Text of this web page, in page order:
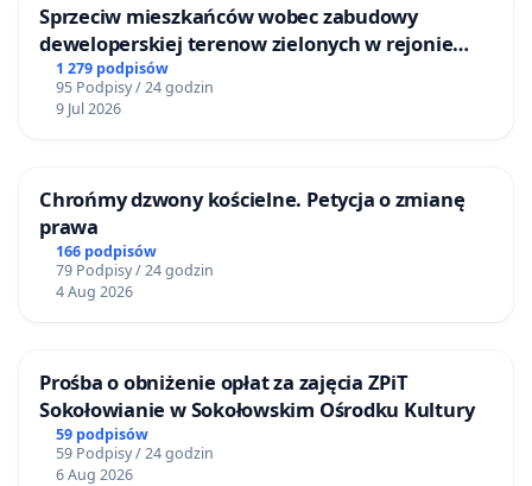
Sprzeciw mieszkańców wobec zabudowy
deweloperskiej terenow zielonych w rejonie
Bulwarów Straceńskich w Bielsku-Białej
1 279 podpisów
95 Podpisy / 24 godzin
9 Jul 2026
Chrońmy dzwony kościelne. Petycja o zmianę
prawa
166 podpisów
79 Podpisy / 24 godzin
4 Aug 2026
Prośba o obniżenie opłat za zajęcia ZPiT
Sokołowianie w Sokołowskim Ośrodku Kultury
59 podpisów
59 Podpisy / 24 godzin
6 Aug 2026